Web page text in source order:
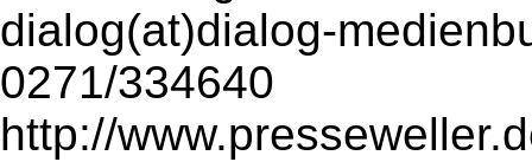
dialog(at)dialog-
0271/334640
http://